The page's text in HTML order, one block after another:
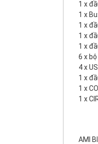
1 x
1 x
1 x
1 x
1 x
6 x
4 x
1 x
1 x
1 x
AMI